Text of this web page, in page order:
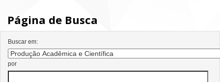
Página de Busca
Buscar em:
por